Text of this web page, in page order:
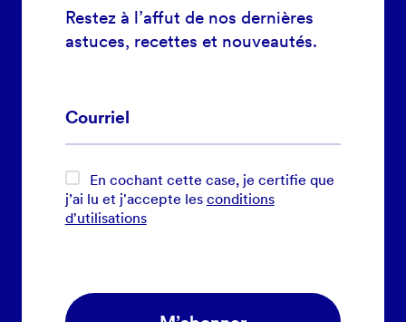
Restez à l’affut de nos dernières
astuces, recettes et nouveautés.
j’ai lu et j'accepte les conditions
d'utilisations